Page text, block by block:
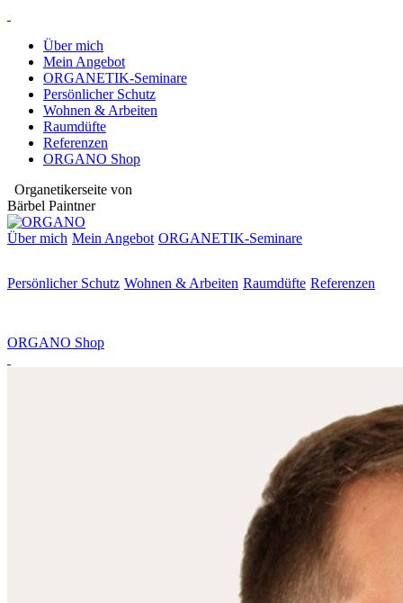
Über mich
Mein Angebot
ORGANETIK-Seminare
Persönlicher Schutz
Wohnen & Arbeiten
Raumdüfte
Referenzen
ORGANO Shop
Organetikerseite von
Bärbel Paintner
Über mich Mein Angebot ORGANETIK-Seminare
Persönlicher Schutz Wohnen & Arbeiten Raumdüfte Referenzen
ORGANO Shop